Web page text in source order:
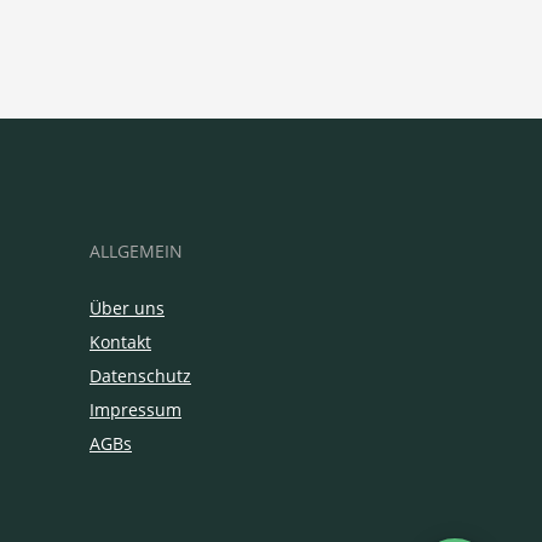
ALLGEMEIN
Über uns
Kontakt
Datenschutz
Impressum
AGBs